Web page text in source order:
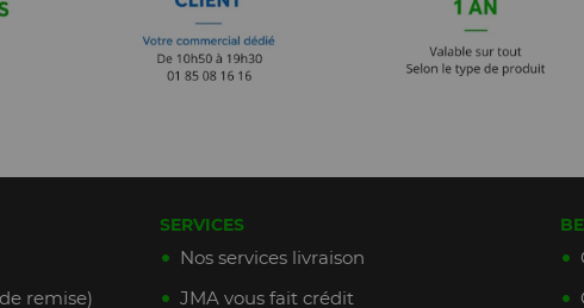
remise)
SERVICES
Nos services livraison
JMA vous fait crédit